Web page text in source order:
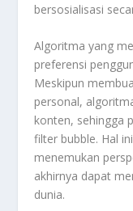
bersosialisasi
Algoritma yang
preferensi
Meskipun
personal,
konten, sehingga
filter bubble. Hal
menemukan
akhirnya dapat
dunia.